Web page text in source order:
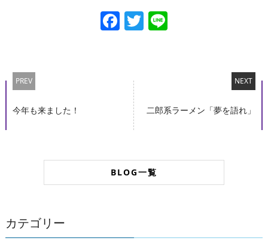
Facebook
Twitter
Line
PREV
今年も来ました！
NEXT
二郎系ラーメン「夢を語れ」
BLOG一覧
カテゴリー